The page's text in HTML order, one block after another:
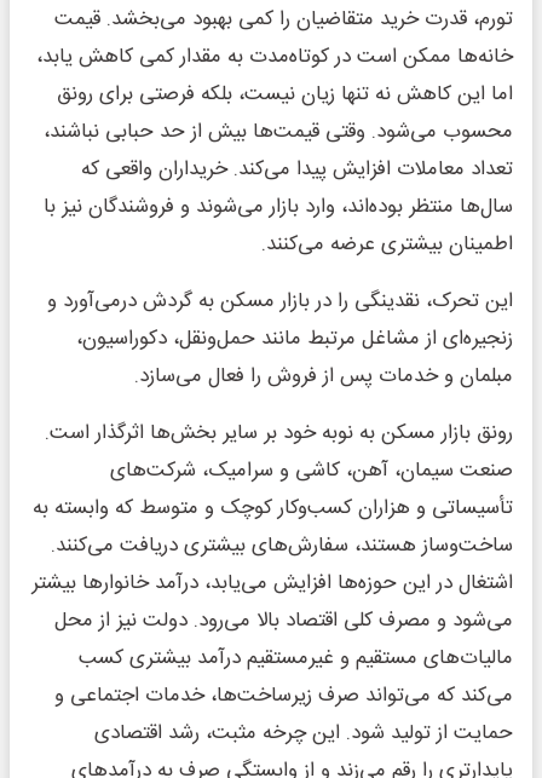
تورم، قدرت خرید متقاضیان را کمی بهبود می‌بخشد. قیمت
خانه‌ها ممکن است در کوتاه‌مدت به مقدار کمی کاهش یابد،
اما این کاهش نه تنها زیان نیست، بلکه فرصتی برای رونق
محسوب می‌شود. وقتی قیمت‌ها بیش از حد حبابی نباشند،
تعداد معاملات افزایش پیدا می‌کند. خریداران واقعی که
سال‌ها منتظر بوده‌اند، وارد بازار می‌شوند و فروشندگان نیز با
اطمینان بیشتری عرضه می‌کنند.
این تحرک، نقدینگی را در بازار مسکن به گردش درمی‌آورد و
زنجیره‌ای از مشاغل مرتبط مانند حمل‌ونقل، دکوراسیون،
مبلمان و خدمات پس از فروش را فعال می‌سازد.
رونق بازار مسکن به نوبه خود بر سایر بخش‌ها اثرگذار است.
صنعت سیمان، آهن، کاشی و سرامیک، شرکت‌های
تأسیساتی و هزاران کسب‌وکار کوچک و متوسط که وابسته به
ساخت‌وساز هستند، سفارش‌های بیشتری دریافت می‌کنند.
اشتغال در این حوزه‌ها افزایش می‌یابد، درآمد خانوارها بیشتر
می‌شود و مصرف کلی اقتصاد بالا می‌رود. دولت نیز از محل
مالیات‌های مستقیم و غیرمستقیم درآمد بیشتری کسب
می‌کند که می‌تواند صرف زیرساخت‌ها، خدمات اجتماعی و
حمایت از تولید شود. این چرخه مثبت، رشد اقتصادی
پایدارتری را رقم می‌زند و از وابستگی صرف به درآمدهای